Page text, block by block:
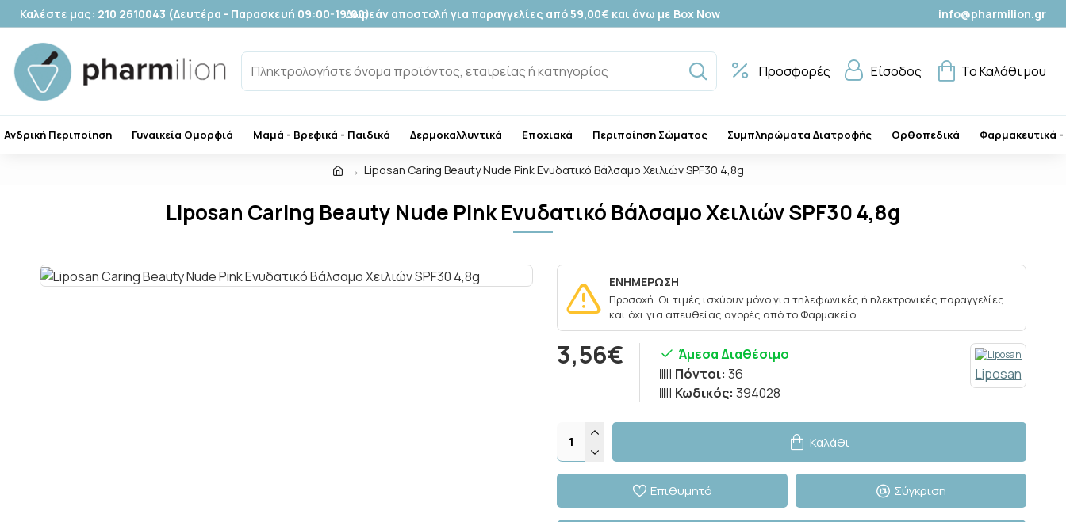
Καλέστε μας: 210 2610043 (Δευτέρα - Παρασκευή 09:00-19:00)Δωρεάν αποστολή για παραγγελίες από 59,00€ και άνω με Box Now info@pharmilion.gr
Προσφορές Είσοδος Το Καλάθι μου
Ανδρική Περιποίηση Γυναικεία Ομορφιά Μαμά - Βρεφικά - Παιδικά Δερμοκαλλυντικά Εποχιακά Περιποίηση Σώματος Συμπληρώματα Διατροφής Ορθοπεδικά Φαρμακευτικά -
Liposan Caring Beauty Νude Pink Ενυδατικό Βάλσαμο Χειλιών SPF30 4,8g
Liposan Caring Beauty Νude Pink Ενυδατικό Βάλσαμο Χειλιών SPF30 4,8g
ΕΝΗΜΕΡΩΣΗ
Προσοχή. Οι τιμές ισχύουν μόνο για τηλεφωνικές ή ηλεκτρονικές παραγγελίες
και όχι για απευθείας αγορές από το Φαρμακείο.
3,56€
Άμεσα Διαθέσιμο
Πόντοι: 36
Κωδικός: 394028
Liposan
Καλάθι
Επιθυμητό Σύγκριση